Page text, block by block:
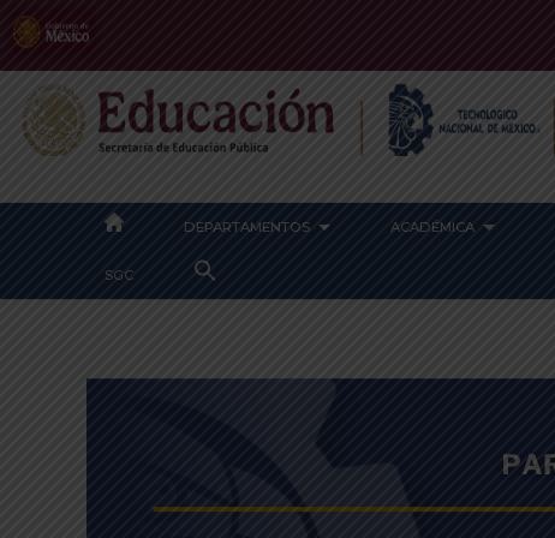
DEPARTAMENTOS ACADÉMICA
SGC
SEARCH BUTTON